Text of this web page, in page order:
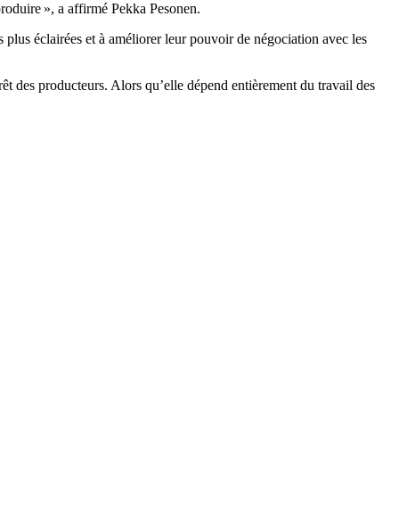
», a affirmé Pekka Pesonen.
éclairées et à améliorer leur pouvoir de négociation avec les
des producteurs. Alors qu’elle dépend entièrement du travail des